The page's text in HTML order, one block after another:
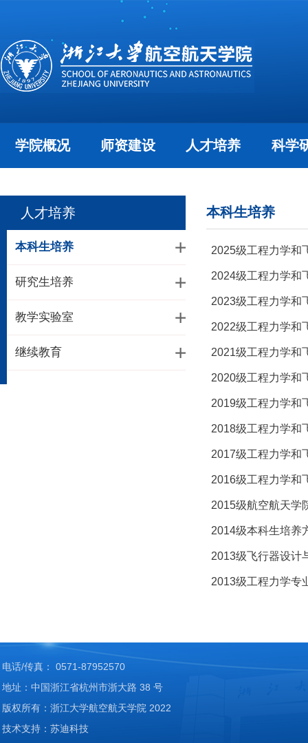
学院概况 师资建设 人才培养 科学
人才培养
本科生培养
研究生培养
教学实验室
继续教育
本科生培养
2025级工程力学和
2024级工程力学和
2023级工程力学和
2022级工程力学和
2021级工程力学和
2020级工程力学和
2019级工程力学和
2018级工程力学和
2017级工程力学和
2016级工程力学和
2015级航空航天学
2014级本科生培养
2013级飞行器设计
2013级工程力学专
电话/传真： 0571-87952570
地址：中国浙江省杭州市浙大路 38 号
版权所有：浙江大学航空航天学院 2022
技术支持：苏迪科技